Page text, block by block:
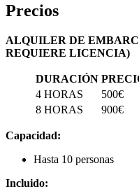
Precios
ALQUILER DE
REQUIERE LICENCIA)
DURACIÓN
4 HORAS
500€
8 HORAS
900€
Capacidad:
Hasta 10 personas
Incluido: